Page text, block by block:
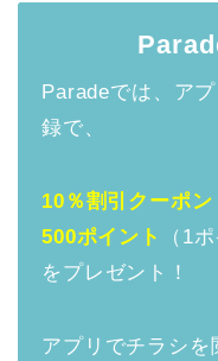
Paradeでは、ア
録で、
10％割引クーポン
500ポイント
（1
をプレゼント！
アプリでチラシ